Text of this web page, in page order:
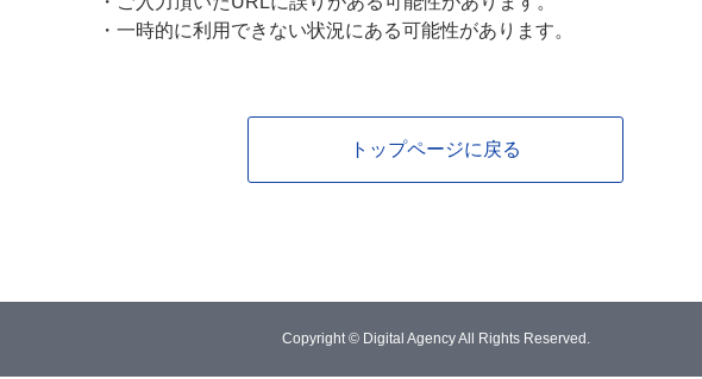
・ 一時的に利用できない状況にある可能性があります。
トップページに戻る
Copyright © Digital Agency All Rights Reserved.